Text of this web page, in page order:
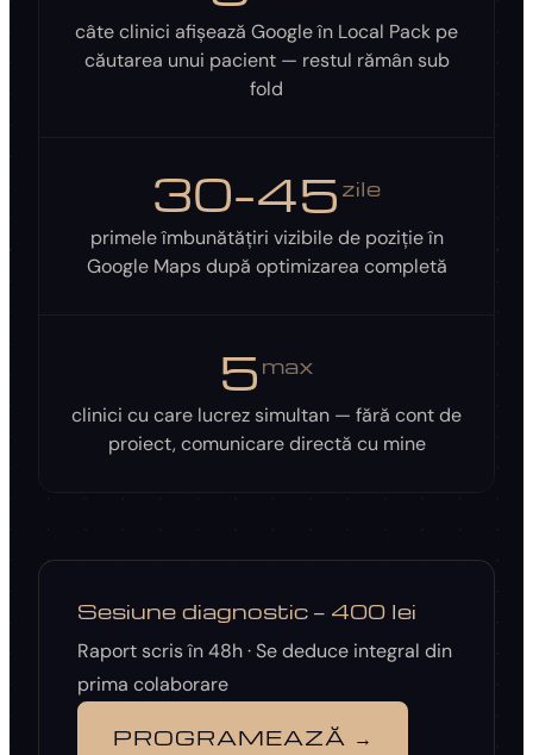
câte clinici afișează Google în Local Pack pe
căutarea unui pacient — restul rămân sub
fold
30–45 zile
primele îmbunătățiri vizibile de poziție în
Google Maps după optimizarea completă
5 max
clinici cu care lucrez simultan — fără cont de
proiect, comunicare directă cu mine
Sesiune diagnostic — 400 lei
Raport scris în 48h · Se deduce integral din
prima colaborare
PROGRAMEAZĂ →